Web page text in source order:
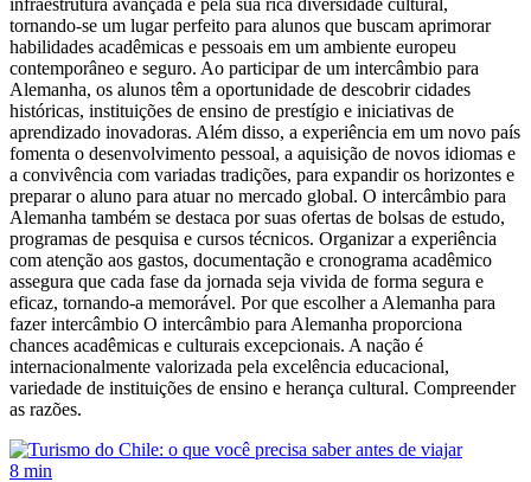
tornando-se um lugar perfeito para alunos que buscam aprimorar
habilidades acadêmicas e pessoais em um ambiente europeu
contemporâneo e seguro. Ao participar de um intercâmbio para
Alemanha, os alunos têm a oportunidade de descobrir cidades
históricas, instituições de ensino de prestígio e iniciativas de
aprendizado inovadoras. Além disso, a experiência em um novo país
fomenta o desenvolvimento pessoal, a aquisição de novos idiomas e
a convivência com variadas tradições, para expandir os horizontes e
preparar o aluno para atuar no mercado global. O intercâmbio para
Alemanha também se destaca por suas ofertas de bolsas de estudo,
programas de pesquisa e cursos técnicos. Organizar a experiência
com atenção aos gastos, documentação e cronograma acadêmico
assegura que cada fase da jornada seja vivida de forma segura e
eficaz, tornando-a memorável. Por que escolher a Alemanha para
fazer intercâmbio O intercâmbio para Alemanha proporciona
chances acadêmicas e culturais excepcionais. A nação é
internacionalmente valorizada pela excelência educacional,
variedade de instituições de ensino e herança cultural. Compreender
as razões.
8 min